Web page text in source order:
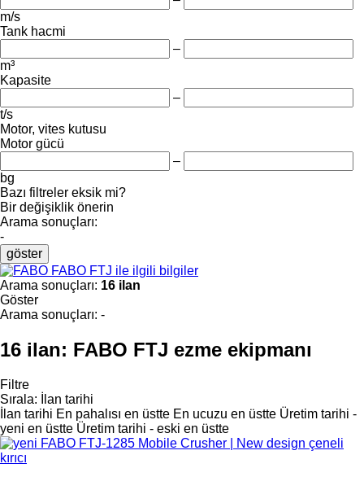
m/s
Tank hacmi
–
m³
Kapasite
–
t/s
Motor, vites kutusu
Motor gücü
–
bg
Bazı filtreler eksik mi?
Bir değişiklik önerin
Arama sonuçları:
-
göster
FABO FTJ ile ilgili bilgiler
Arama sonuçları: 16 ilan
Göster
Arama sonuçları: -
16 ilan: FABO FTJ ezme ekipmanı
Filtre
Sırala:
İlan tarihi
İlan tarihi En pahalısı en üstte En ucuzu en üstte Üretim tarihi -
yeni en üstte Üretim tarihi - eski en üstte